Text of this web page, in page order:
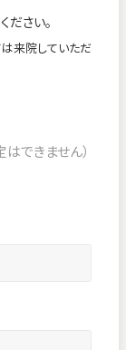
ださい。
来院していただ
できません）